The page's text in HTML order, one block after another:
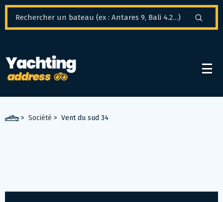
> Société > Vent du sud 34
Panneau de gestion des cookies